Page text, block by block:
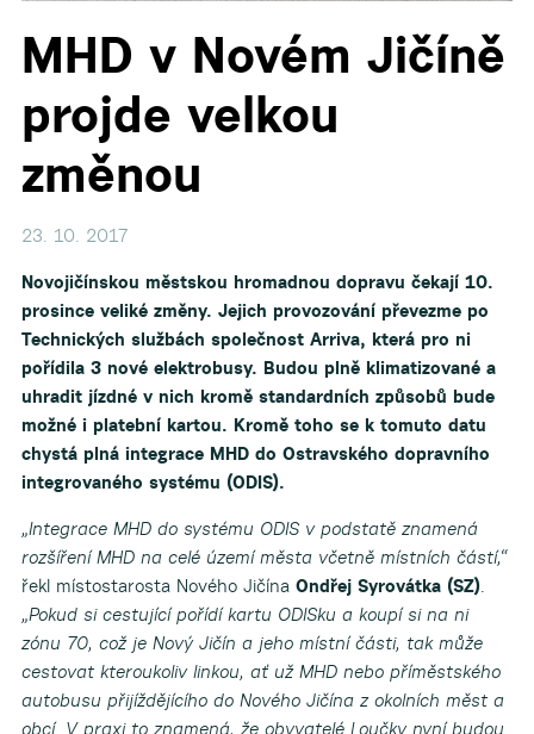
MHD v Novém Jičíně
projde velkou
změnou
23. 10. 2017
Novojičínskou městskou hromadnou dopravu čekají 10.
prosince veliké změny. Jejich provozování převezme po
Technických službách společnost Arriva, která pro ni
pořídila 3 nové elektrobusy. Budou plně klimatizované a
uhradit jízdné v nich kromě standardních způsobů bude
možné i platební kartou. Kromě toho se k tomuto datu
chystá plná integrace MHD do Ostravského dopravního
integrovaného systému (ODIS).
„Integrace MHD do systému ODIS v podstatě znamená
rozšíření MHD na celé území města včetně místních částí,“
řekl místostarosta Nového Jičína Ondřej Syrovátka (SZ).
„Pokud si cestující pořídí kartu ODISku a koupí si na ni
zónu 70, což je Nový Jičín a jeho místní části, tak může
cestovat kteroukoliv linkou, ať už MHD nebo příměstského
autobusu přijíždějícího do Nového Jičína z okolních měst a
obcí. V praxi to znamená, že obyvatelé Loučky nyní budou